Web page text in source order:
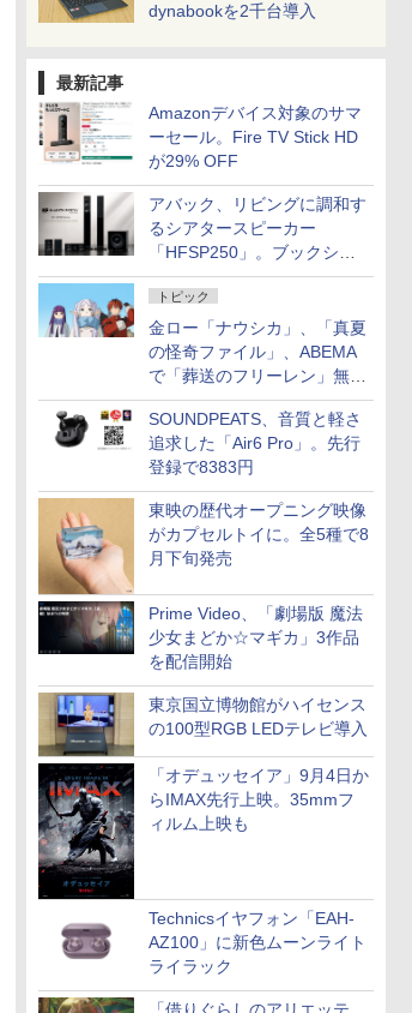
dynabookを2千台導入
最新記事
Amazonデバイス対象のサマ
ーセール。Fire TV Stick HD
が29% OFF
アバック、リビングに調和す
るシアタースピーカー
「HFSP250」。ブックシェ
ルフはペア3万円以下
トピック
金ロー「ナウシカ」、「真夏
の怪奇ファイル」、ABEMA
で「葬送のフリーレン」無料
配信など。夏の特番・配信情
報
SOUNDPEATS、音質と軽さ
追求した「Air6 Pro」。先行
登録で8383円
東映の歴代オープニング映像
がカプセルトイに。全5種で8
月下旬発売
Prime Video、「劇場版 魔法
少女まどか☆マギカ」3作品
を配信開始
東京国立博物館がハイセンス
の100型RGB LEDテレビ導入
「オデュッセイア」9月4日か
らIMAX先行上映。35mmフ
ィルム上映も
Technicsイヤフォン「EAH-
AZ100」に新色ムーンライト
ライラック